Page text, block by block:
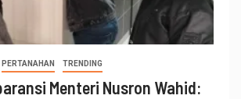
PERTANAHAN TRENDING
Menteri Nusron Wahid: